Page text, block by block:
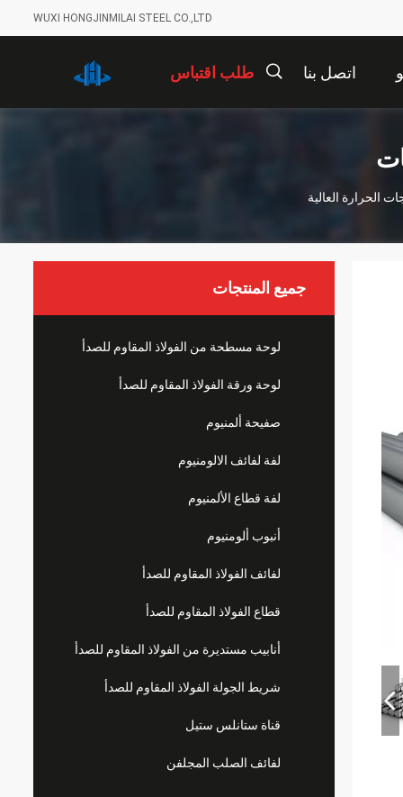
WUXI HONGJINMILAI STEEL CO.,LTD
اتصل بنا طلب اقتباس
الحرارة العالية
جميع المنتجات
لوحة مسطحة من الفولاذ المقاوم للصدأ
لوحة ورقة الفولاذ المقاوم للصدأ
صفيحة ألمنيوم
لفة لفائف الالومنيوم
لفة قطاع الألمنيوم
أنبوب ألومنيوم
لفائف الفولاذ المقاوم للصدأ
قطاع الفولاذ المقاوم للصدأ
أنابيب مستديرة من الفولاذ المقاوم للصدأ
شريط الجولة الفولاذ المقاوم للصدأ
قناة ستانلس ستيل
لفائف الصلب المجلفن